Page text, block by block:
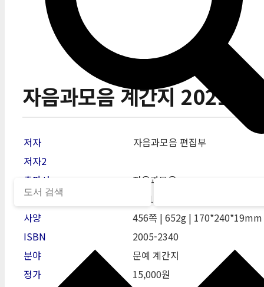
자음과모음 계간지 2021 여
저자
자음과모음 편집부
저자2
출판사
자음과모음
발행일
2021-06-01
사양
456쪽 | 652g | 170*240*19mm
ISBN
2005-2340
분야
문예 계간지
정가
15,000원